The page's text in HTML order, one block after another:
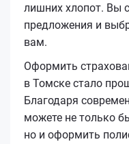
лишних хлопот. Вы
предложения и
вам.
Оформить
в Томске стало
Благодаря
можете не только
но и оформить